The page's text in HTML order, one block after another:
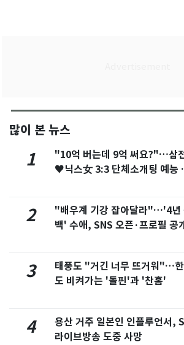
많이 본 뉴스
1
"10억 버는데 9억 써요?"…삼
♥닉스女 3:3 단체소개팅 예능
2
"배우계 기강 잡아달라"…'4년
백' 수애, SNS 오픈·프로필 공
3
태풍도 "거긴 너무 뜨거워"…
도 비켜가는 '돌핀'과 '찬홈'
4
용산 거주 일본인 인플루언서,
라이브방송 도중 사망